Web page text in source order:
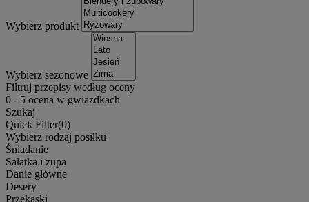
Wybierz produkt
Wybierz sezonowe
Filtruj przepisy według oceny
0 - 5 ocena w gwiazdkach
Szukaj
Quick Filter(0)
Wybierz rodzaj posiłku
Śniadanie
Sałatka i zupa
Danie główne
Desery
Przekąski